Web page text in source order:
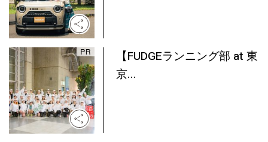
【FUDGEランニング部 at 東
京...